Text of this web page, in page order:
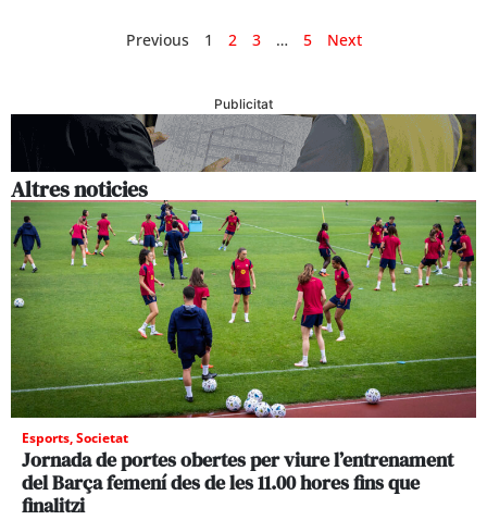
Previous 1 2 3 … 5 Next
Publicitat
Altres noticies
Esports,Societat
Jornada de portes obertes per viure l’entrenament
del Barça femení des de les 11.00 hores fins que
finalitzi